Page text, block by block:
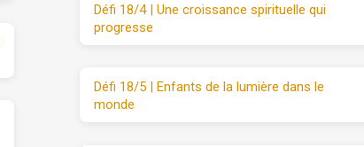
Défi 18/4 | Une croissance spirituelle qui
progresse
Défi 18/5 | Enfants de la lumière dans le
monde